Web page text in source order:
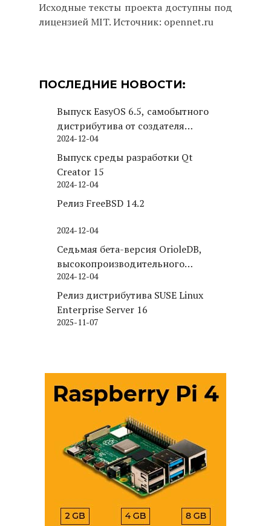
Исходные тексты проекта доступны под
лицензией MIT. Источник: opennet.ru
ПОСЛЕДНИЕ НОВОСТИ:
Выпуск EasyOS 6.5, самобытного
дистрибутива от создателя
Puppy Linux
2024-12-04
Выпуск среды разработки Qt
Creator 15
2024-12-04
Релиз FreeBSD 14.2
2024-12-04
Седьмая бета-версия OrioleDB,
высокопроизводительного
движка хранения для PostgreSQL
2024-12-04
Релиз дистрибутива SUSE Linux
Enterprise Server 16
2025-11-07